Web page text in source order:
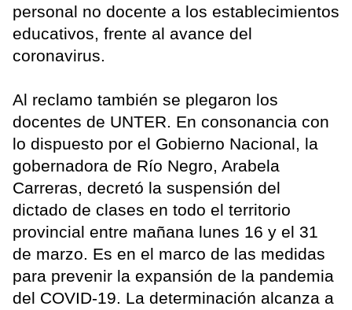
personal no docente a los establecimientos
educativos, frente al avance del
coronavirus.
Al reclamo también se plegaron los
docentes de UNTER. En consonancia con
lo dispuesto por el Gobierno Nacional, la
gobernadora de Río Negro, Arabela
Carreras, decretó la suspensión del
dictado de clases en todo el territorio
provincial entre mañana lunes 16 y el 31
de marzo. Es en el marco de las medidas
para prevenir la expansión de la pandemia
del COVID-19. La determinación alcanza a